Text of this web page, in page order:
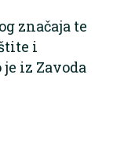
značaja te
i
iz Zavoda